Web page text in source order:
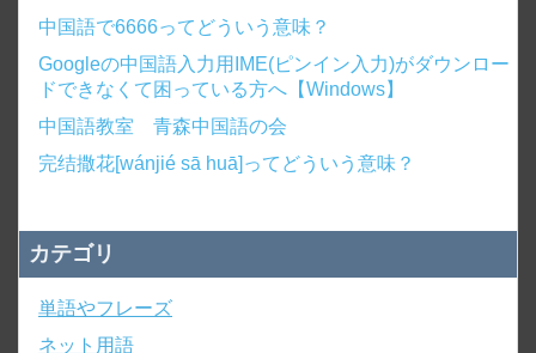
中国語で6666ってどういう意味？
Googleの中国語入力用IME(ピンイン入力)がダウンロー
ドできなくて困っている方へ【Windows】
中国語教室 青森中国語の会
完结撒花[wánjié sā huā]ってどういう意味？
カテゴリ
単語やフレーズ
ネット用語